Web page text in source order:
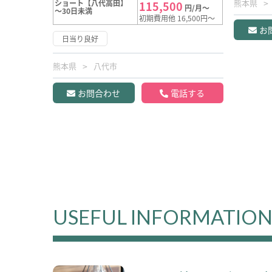
ショート【八代高田】
～30日未満 115,500 円/月～
初期費用他 16,500円～
日当り良好
熊本県 八代市
お問合わせ 電話する
熊本県
お
USEFUL INFORMATION